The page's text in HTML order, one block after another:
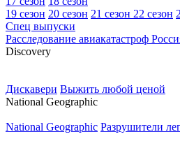
19 сезон 20 сезон 21 сезон 22 сезон
Спец выпуски
Расследование авиакатастроф
Discovery
Дискавери Выжить любой ценой
National Geographic
National Geographic Разрушители